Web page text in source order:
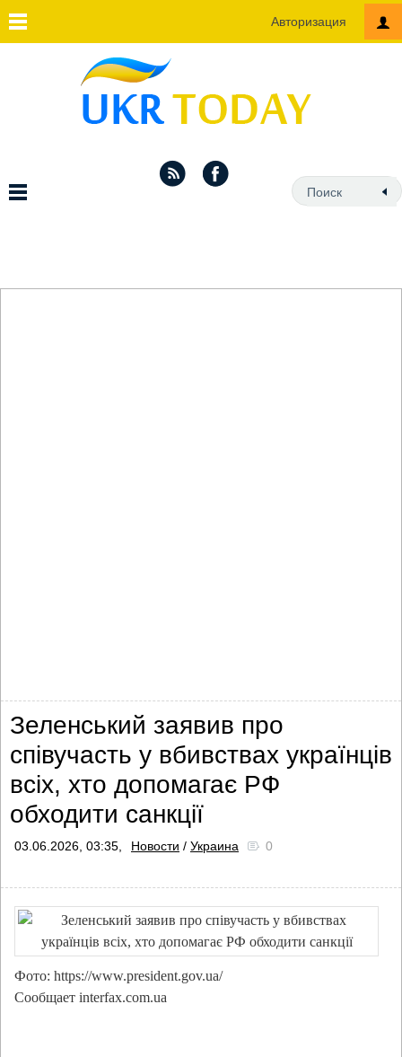
Авторизация
Зеленський заявив про
співучасть у вбивствах українців
всіх, хто допомагає РФ
обходити санкції
03.06.2026, 03:35, Новости / Украина 0
Фото: https://www.president.gov.ua/
Сообщает interfax.com.ua